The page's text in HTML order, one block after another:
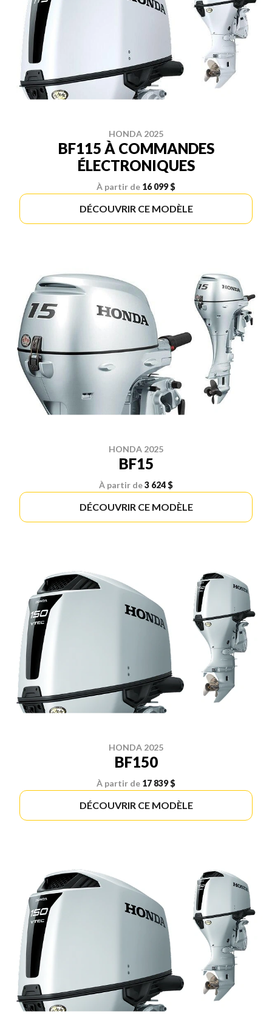
HONDA 2025
BF115 À COMMANDES
ÉLECTRONIQUES
À partir de 16 099 $
DÉCOUVRIR CE MODÈLE
HONDA 2025
BF15
À partir de3 624 $
DÉCOUVRIR CE MODÈLE
HONDA 2025
BF150
À partir de 17 839 $
DÉCOUVRIR CE MODÈLE